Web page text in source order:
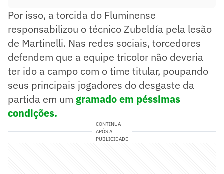
Por isso, a torcida do Fluminense
responsabilizou o técnico Zubeldía pela lesão
de Martinelli. Nas redes sociais, torcedores
defendem que a equipe tricolor não deveria
ter ido a campo com o time titular, poupando
seus principais jogadores do desgaste da
partida em um gramado em péssimas
condições.
CONTINUA
APÓS A
PUBLICIDADE